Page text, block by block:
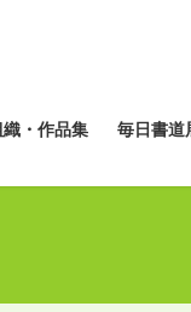
・作品集 毎日書道